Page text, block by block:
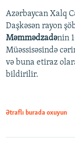
Auto
Azərbaycan Xalq
Daşkəsən rayon
Məmmədzadənin
Müəssisəsində
və buna etiraz
bildirilir.
Ətraflı burada oxuyun